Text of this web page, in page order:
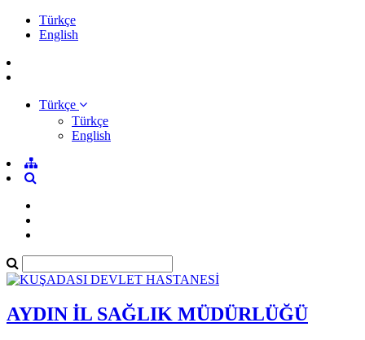
Türkçe
English
Türkçe
Türkçe
English
AYDIN İL SAĞLIK MÜDÜRLÜĞÜ